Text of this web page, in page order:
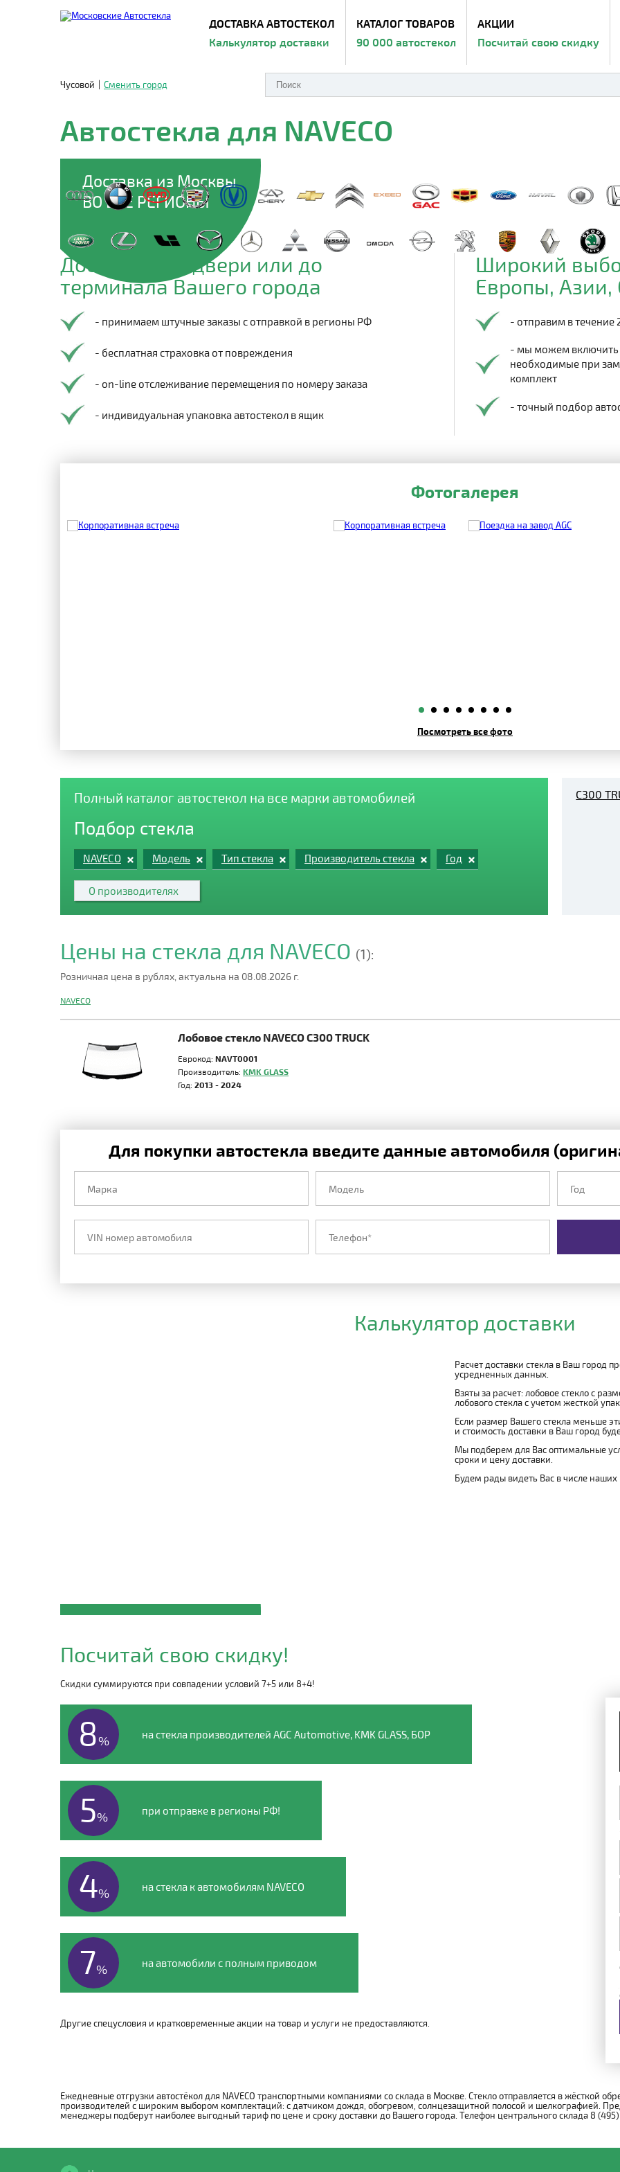
ДОСТАВКА АВТОСТЕКОЛ
Калькулятор доставки
КАТАЛОГ ТОВАРОВ
90 000 автостекол
АКЦИИ
Посчитай свою скидку
Чусовой Сменить город
Автостекла для NAVECO
Доставка из Москвы
ВО ВСЕ РЕГИОНЫ
Доставим до двери или до
терминала Вашего города
- принимаем штучные заказы с отправкой в регионы РФ
- бесплатная страховка от повреждения
- on-line отслеживание перемещения по номеру заказа
- индивидуальная упаковка автостекол в ящик
Широкий
Европы,
- отправим в течение
- мы можем включить
необходимые при
комплект
- точный подбор
Фотогалерея
Посмотреть все фото
Полный каталог автостекол на все марки автомобилей
Подбор стекла
NAVECO Модель Тип стекла Производитель стекла Год
О производителях
C300
Цены на стекла для NAVECO (1):
Розничная цена в рублях, актуальна на 08.08.2026 г.
NAVECO
Лобовое стекло NAVECO C300 TRUCK
Еврокод: NAVT0001
Производитель: KMK GLASS
Год: 2013 - 2024
Для покупки автостекла введите данные автомобиля
Калькулятор доставки
Расчет доставки стекла в Ваш город
усредненных данных.
Взяты за расчет: лобовое стекло с
лобового стекла с учетом жесткой
Если размер Вашего стекла меньше
и стоимость доставки в Ваш город
Мы подберем для Вас оптимальные
сроки и цену доставки.
Будем рады видеть Вас в числе наших
NAVECO
по телефону
8 (495) 135-00-54
Видео о компании
Посчитай свою скидку!
Скидки суммируются при совпадении условий 7+5 или 8+4!
8% на стекла производителей AGC Automotive, KMK GLASS, БОР
5% при отправке в регионы РФ!
4% на стекла к автомобилям NAVECO
7% на автомобили с полным приводом
Другие спецусловия и кратковременные акции на товар и услуги не предоставляются.
Ежедневные отгрузки автостёкол для NAVECO транспортными компаниями со склада в Москве. Стекло отправляется в жёсткой
производителей с широким выбором комплектаций: с датчиком дождя, обогревом, солнцезащитной полосой и шелкографией.
менеджеры подберут наиболее выгодный тариф по цене и сроку доставки до Вашего города. Телефон центрального склада 8